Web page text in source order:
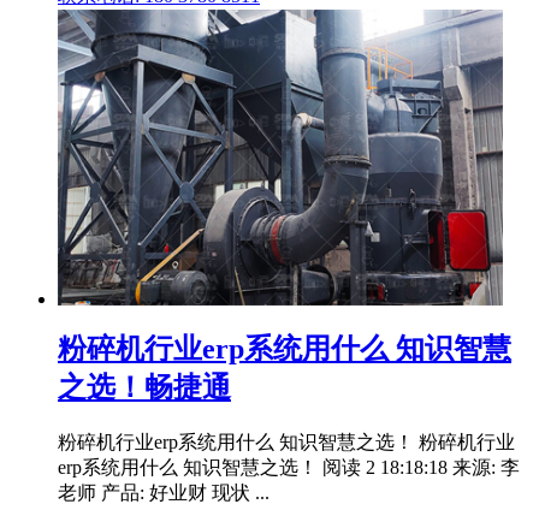
粉碎机行业erp系统用什么 知识智慧
之选！畅捷通
粉碎机行业erp系统用什么 知识智慧之选！ 粉碎机行业
erp系统用什么 知识智慧之选！ 阅读 2 18:18:18 来源: 李
老师 产品: 好业财 现状 ...